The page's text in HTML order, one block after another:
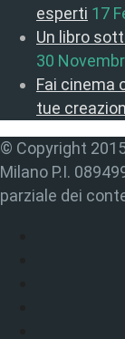
esperti 17
Un libro
30
Fai cinema
tue
© Copyright
Milano P.I.
parziale dei